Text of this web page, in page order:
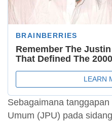
Sebagaimana
Umum (JPU) pada